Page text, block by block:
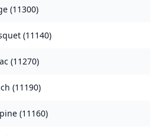
(11300)
(11140)
(11270)
(11190)
(11160)